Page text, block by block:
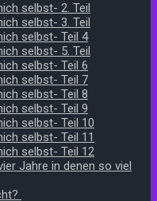
selbst- 2. Teil
selbst- 3. Teil
selbst- Teil 4
selbst- 5. Teil
selbst- Teil 6
selbst- Teil 7
selbst- Teil 8
selbst- Teil 9
selbst- Teil 10
selbst- Teil 11
selbst- Teil 12
Jahre in denen so viel